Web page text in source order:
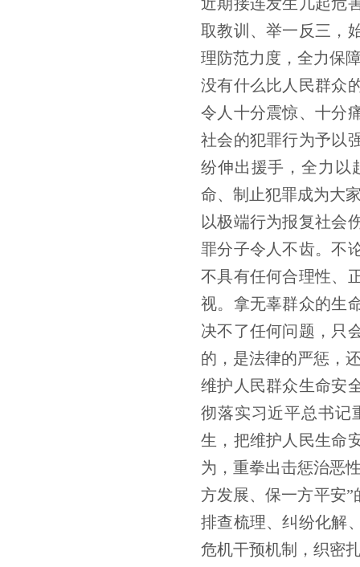
取教训、举一反三，
理防范力度，全力保
没有什么比人民群众
令人十分震惊、十分
社会的犯罪行为予以
纷伸出援手，全力以
命、制止犯罪成为大
以极端行为报复社会
罪分子令人不齿。不
不具有任何合理性、
视。拿无辜群众的生
决不了任何问题，只
的，是法律的严惩，
维护人民群众生命安
彻落实习近平总书记
生，把维护人民生命
为，重拳出击惩治恶
方发展、保一方平安
排查梳理、纠纷化解
危机干预机制，织密